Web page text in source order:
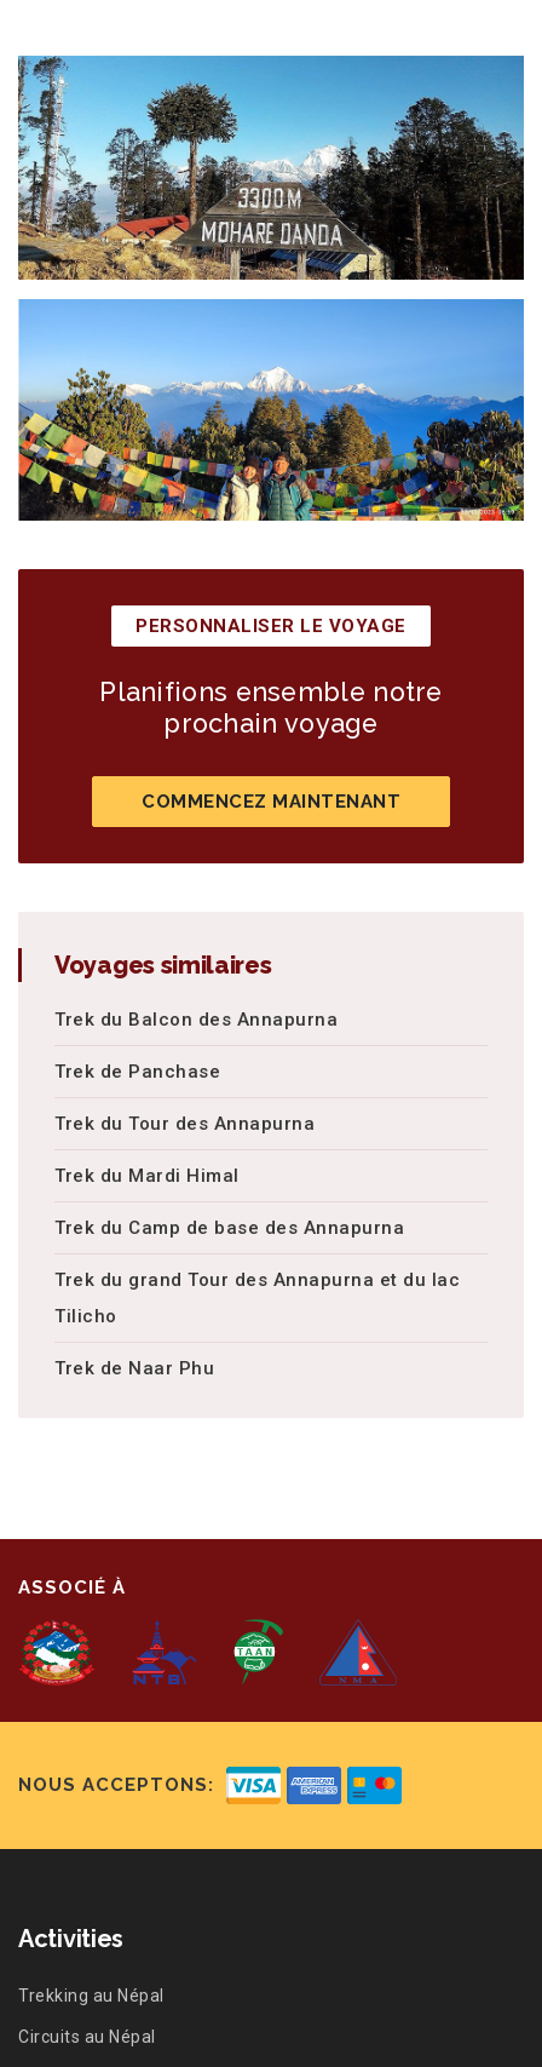
PERSONNALISER LE VOYAGE
Planifions ensemble notre
prochain voyage
COMMENCEZ MAINTENANT
Voyages similaires
Trek du Balcon des Annapurna
Trek de Panchase
Trek du Tour des Annapurna
Trek du Mardi Himal
Trek du Camp de base des Annapurna
Trek du grand Tour des Annapurna et du lac
Tilicho
Trek de Naar Phu
ASSOCIÉ À
NOUS ACCEPTONS:
Activities
Trekking au Népal
Circuits au Népal